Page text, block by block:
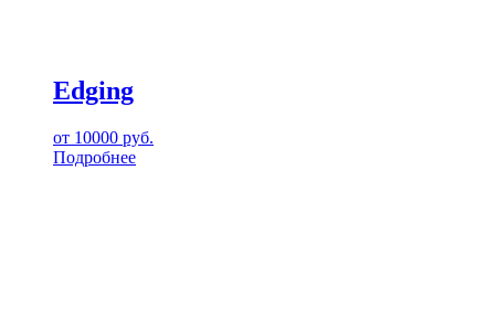
Edging
от 10000 руб.
Подробнее